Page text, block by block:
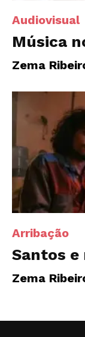
Audiovisual
Música
Zema
Arribação
Santos e
Zema